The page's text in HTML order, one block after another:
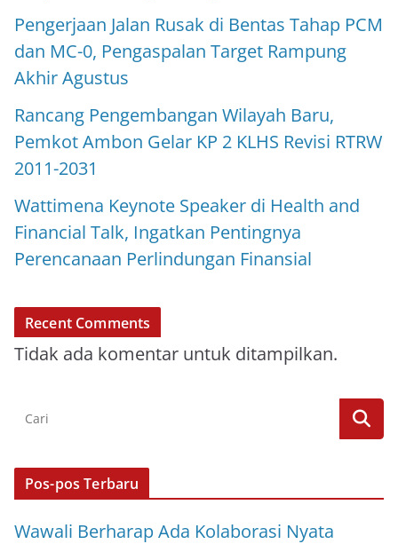
Pengerjaan Jalan Rusak di Bentas Tahap PCM
dan MC-0, Pengaspalan Target Rampung
Akhir Agustus
Rancang Pengembangan Wilayah Baru,
Pemkot Ambon Gelar KP 2 KLHS Revisi RTRW
2011-2031
Wattimena Keynote Speaker di Health and
Financial Talk, Ingatkan Pentingnya
Perencanaan Perlindungan Finansial
Recent Comments
Tidak ada komentar untuk ditampilkan.
Pos-pos Terbaru
Wawali Berharap Ada Kolaborasi Nyata